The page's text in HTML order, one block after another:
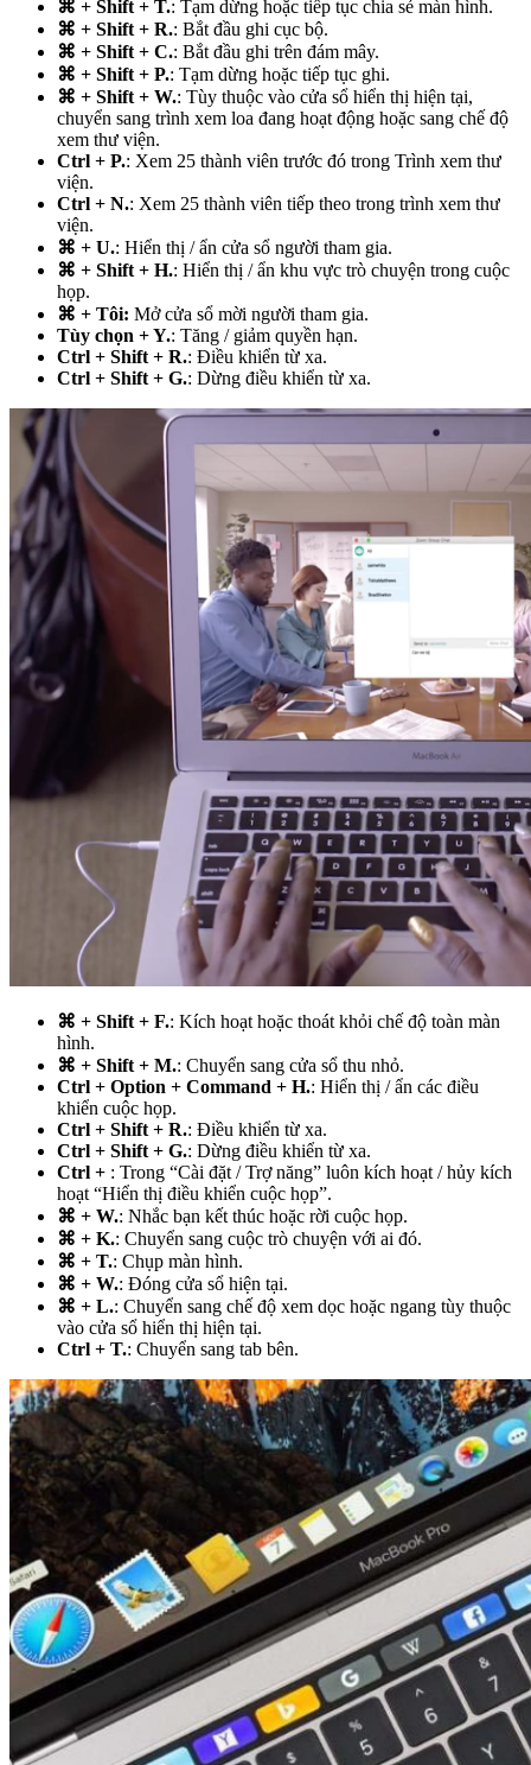
⌘ + Shift + T.: Tạm dừng hoặc tiếp tục chia sẻ màn hình.
⌘ + Shift + R.: Bắt đầu ghi cục bộ.
⌘ + Shift + C.: Bắt đầu ghi trên đám mây.
⌘ + Shift + P.: Tạm dừng hoặc tiếp tục ghi.
⌘ + Shift + W.: Tùy thuộc vào cửa sổ hiển thị hiện tại,
chuyển sang trình xem loa đang hoạt động hoặc sang chế độ
xem thư viện.
Ctrl + P.: Xem 25 thành viên trước đó trong Trình xem thư
viện.
Ctrl + N.: Xem 25 thành viên tiếp theo trong trình xem thư
viện.
⌘ + U.: Hiển thị / ẩn cửa sổ người tham gia.
⌘ + Shift + H.: Hiển thị / ẩn khu vực trò chuyện trong cuộc
họp.
⌘ + Tôi: Mở cửa sổ mời người tham gia.
Tùy chọn + Y.: Tăng / giảm quyền hạn.
Ctrl + Shift + R.: Điều khiển từ xa.
Ctrl + Shift + G.: Dừng điều khiển từ xa.
⌘ + Shift + F.: Kích hoạt hoặc thoát khỏi chế độ toàn màn
hình.
⌘ + Shift + M.: Chuyển sang cửa sổ thu nhỏ.
Ctrl + Option + Command + H.: Hiển thị / ẩn các điều
khiển cuộc họp.
Ctrl + Shift + R.: Điều khiển từ xa.
Ctrl + Shift + G.: Dừng điều khiển từ xa.
Ctrl + : Trong “Cài đặt / Trợ năng” luôn kích hoạt / hủy kích
hoạt “Hiển thị điều khiển cuộc họp”.
⌘ + W.: Nhắc bạn kết thúc hoặc rời cuộc họp.
⌘ + K.: Chuyển sang cuộc trò chuyện với ai đó.
⌘ + T.: Chụp màn hình.
⌘ + W.: Đóng cửa sổ hiện tại.
⌘ + L.: Chuyển sang chế độ xem dọc hoặc ngang tùy thuộc
vào cửa sổ hiển thị hiện tại.
Ctrl + T.: Chuyển sang tab bên.